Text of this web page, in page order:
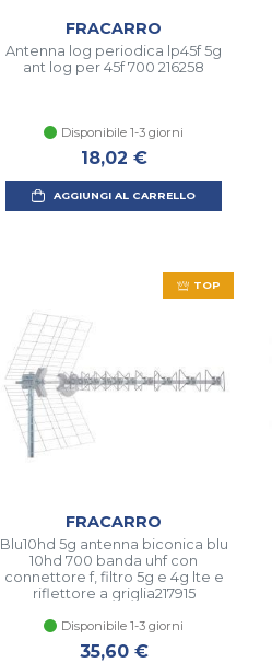
FRACARRO
Antenna log periodica lp45f 5g
ant log per 45f 700 216258
Disponibile 1-3 giorni
18,02 €
AGGIUNGI AL CARRELLO
TOP
FRACARRO
Blu10hd 5g antenna biconica blu
10hd 700 banda uhf con
connettore f, filtro 5g e 4g lte e
riflettore a griglia217915
Disponibile 1-3 giorni
35,60 €